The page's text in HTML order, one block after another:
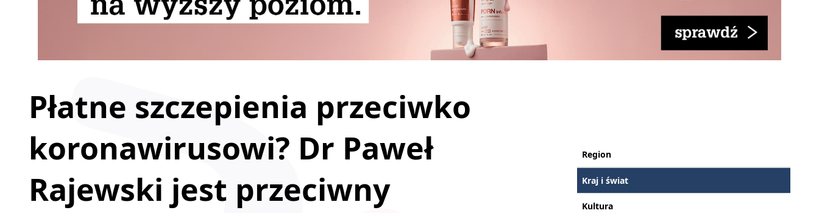
Płatne szczepienia przeciwko
koronawirusowi? Dr Paweł
Rajewski jest przeciwny
Region
Kraj i świat
Kultura